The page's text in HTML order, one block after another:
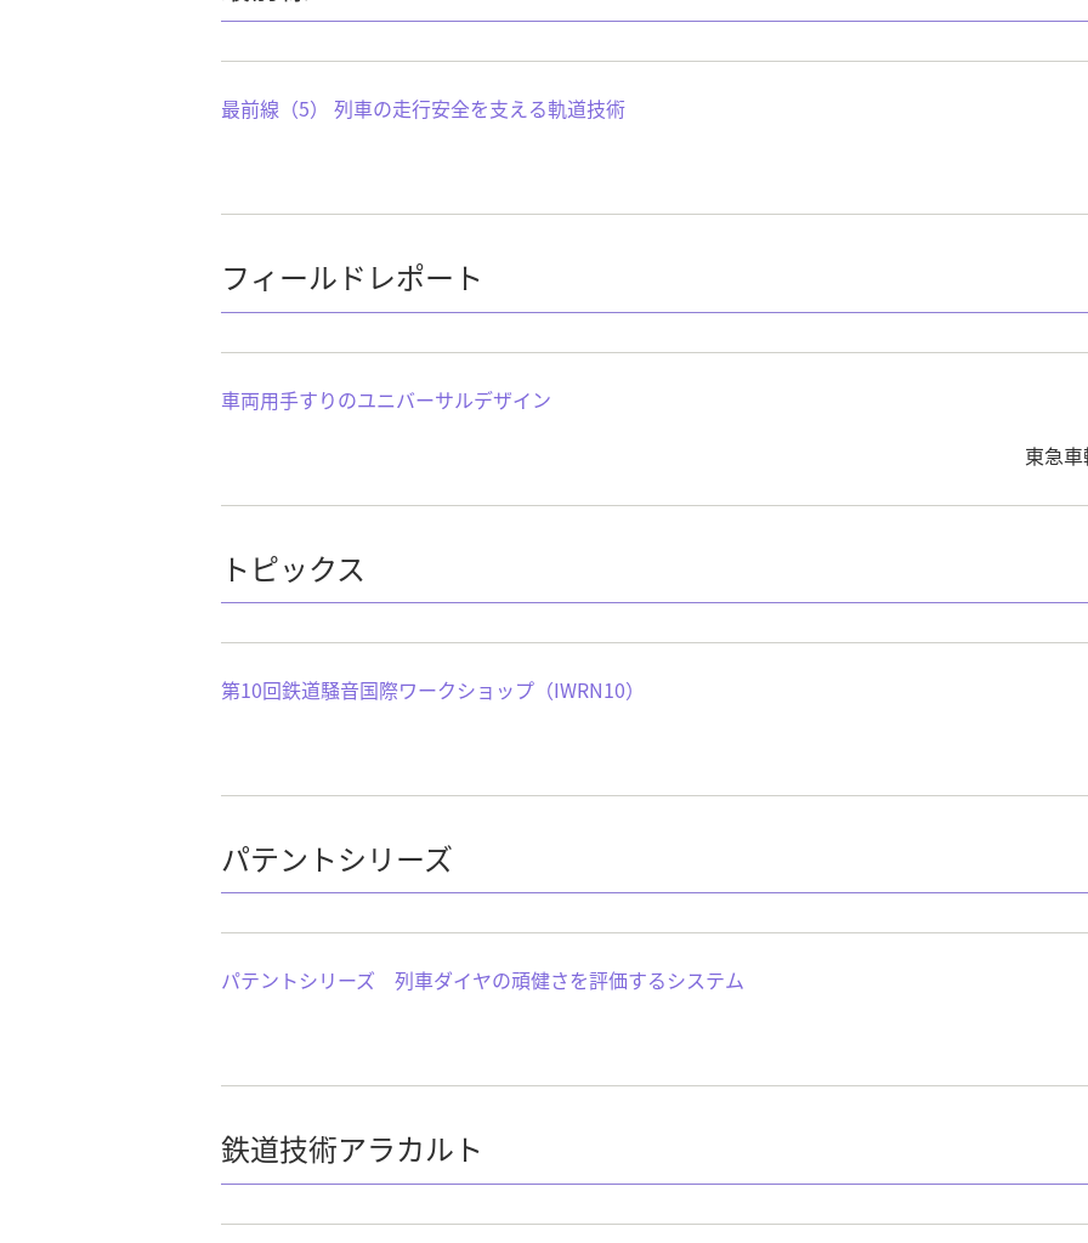
最前線（5） 列車の走行安全を支える軌道技術
フィールドレポート
車両用手すりのユニバーサルデザイン
東急
トピックス
第10回鉄道騒音国際ワークショップ（IWRN10）
パテントシリーズ
パテントシリーズ 列車ダイヤの頑健さを評価するシステム
鉄道技術アラカルト